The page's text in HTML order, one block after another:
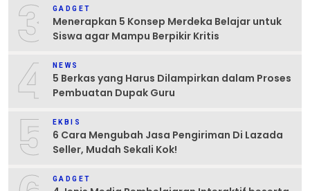
3 GADGET
Menerapkan 5 Konsep Merdeka Belajar untuk
Siswa agar Mampu Berpikir Kritis
4 NEWS
5 Berkas yang Harus Dilampirkan dalam Proses
Pembuatan Dupak Guru
5 EKBIS
6 Cara Mengubah Jasa Pengiriman Di Lazada
Seller, Mudah Sekali Kok!
GADGET